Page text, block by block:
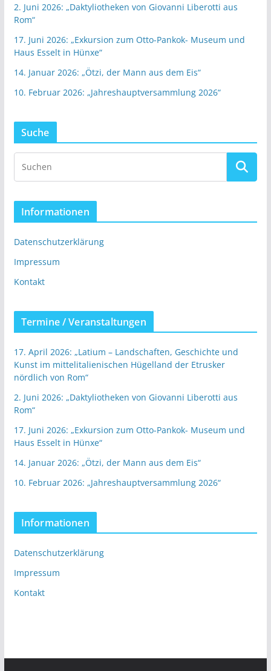
2. Juni 2026: „Daktyliotheken von Giovanni Liberotti aus
Rom“
17. Juni 2026: „Exkursion zum Otto-Pankok- Museum und
Haus Esselt in Hünxe“
14. Januar 2026: „Ötzi, der Mann aus dem Eis“
10. Februar 2026: „Jahreshauptversammlung 2026“
Suche
Informationen
Datenschutzerklärung
Impressum
Kontakt
Termine / Veranstaltungen
17. April 2026: „Latium – Landschaften, Geschichte und
Kunst im mittelitalienischen Hügelland der Etrusker
nördlich von Rom“
2. Juni 2026: „Daktyliotheken von Giovanni Liberotti aus
Rom“
17. Juni 2026: „Exkursion zum Otto-Pankok- Museum und
Haus Esselt in Hünxe“
14. Januar 2026: „Ötzi, der Mann aus dem Eis“
10. Februar 2026: „Jahreshauptversammlung 2026“
Informationen
Datenschutzerklärung
Impressum
Kontakt